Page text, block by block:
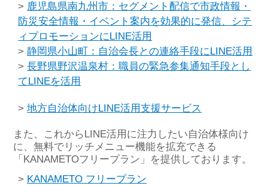
> 鹿児島県南九州市：セグメント配信で市政情報・
防災安全情報・イベント案内を効果的に発信、シテ
ィプロモーションにLINE活用
>静岡県小山町：自治会長との連絡手段にLINE活用
>長野県野沢温泉村：職員の緊急参集通知手段とし
てLINEを活用
>地方自治体向けLINE活用支援サービス
また、これからLINE活用に注力したい自治体様向け
に、無料でリッチメニュー機能を拡充できる
「KANAMETOフリープラン」を提供しております。
> KANAMETO フリープラン